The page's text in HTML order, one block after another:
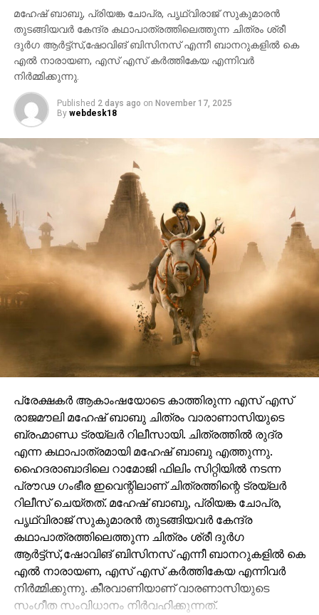
മഹേഷ് ബാബു, പ്രിയങ്ക ചോപ്ര, പൃഥ്വിരാജ് സുകുമാരൻ
തുടങ്ങിയവർ കേന്ദ്ര കഥാപാത്രത്തിലെത്തുന്ന ചിത്രം ശ്രീ
ദുർഗ ആർട്ട്സ്,ഷോവിങ് ബിസിനസ് എന്നീ ബാനറുകളിൽ കെ
എൽ നാരായണ, എസ് എസ് കർത്തികേയ എന്നിവർ
നിർമ്മിക്കുന്നു.
Published 2 days ago on November 17, 2025
By webdesk18
പ്രേക്ഷകർ ആകാംഷയോടെ കാത്തിരുന്ന എസ് എസ്
രാജമൗലി മഹേഷ് ബാബു ചിത്രം വാരാണാസിയുടെ
ബ്രഹ്മാണ്ഡ ട്രയ്ലർ റിലീസായി. ചിത്രത്തിൽ രുദ്ര
എന്ന കഥാപാത്രമായി മഹേഷ് ബാബു എത്തുന്നു.
ഹൈദരാബാദിലെ റാമോജി ഫിലിം സിറ്റിയിൽ നടന്ന
പ്രൗഢ ഗംഭീര ഇവെന്റിലാണ് ചിത്രത്തിന്റെ ട്രയ്ലർ
റിലീസ് ചെയ്തത്. മഹേഷ് ബാബു, പ്രിയങ്ക ചോപ്ര,
പൃഥ്വിരാജ് സുകുമാരൻ തുടങ്ങിയവർ കേന്ദ്ര
കഥാപാത്രത്തിലെത്തുന്ന ചിത്രം ശ്രീ ദുർഗ
ആർട്ട്സ്,ഷോവിങ് ബിസിനസ് എന്നീ ബാനറുകളിൽ കെ
എൽ നാരായണ, എസ് എസ് കർത്തികേയ എന്നിവർ
നിർമ്മിക്കുന്നു. കീരവാണിയാണ് വാരണാസിയുടെ
സംഗീത സംവിധാനം നിർവഹിക്കുന്നത്.